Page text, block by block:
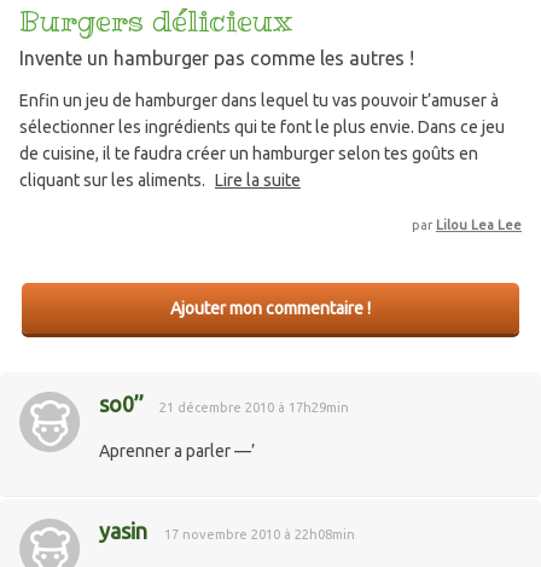
Burgers délicieux
Invente un hamburger pas comme les autres !
Enfin un jeu de hamburger dans lequel tu vas pouvoir t’amuser à
sélectionner les ingrédients qui te font le plus envie. Dans ce jeu
de cuisine, il te faudra créer un hamburger selon tes goûts en
cliquant sur les aliments. Lire la suite
par Lilou Lea Lee
Ajouter mon commentaire !
so0’’ 21 décembre 2010 à 17h29min
Aprenner a parler —’
yasin 17 novembre 2010 à 22h08min